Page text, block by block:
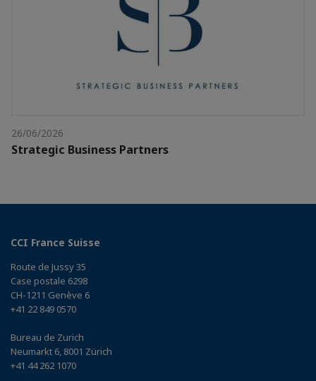
26/06/2026
Strategic Business Partners
CCI France Suisse
Route de Jussy 35
Case postale 6298
CH-1211 Genève 6
+41 22 849 0570
Bureau de Zurich
Neumarkt 6, 8001 Zürich
+41 44 262 1070